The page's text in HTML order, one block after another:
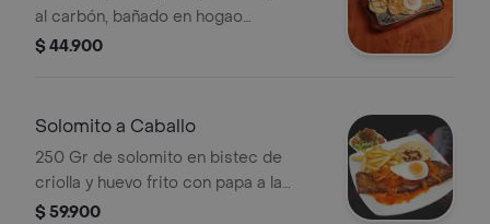
al carbón, bañado en hogao
tradicional (mezcla de tomate y
francesa, arepa asada y ensalada
crujientes tiras de cebolla
caramelizada.
$ 44.900
Solomito a Caballo
250 Gr de solomito en bistec de
criolla y huevo frito con papa a la
francesa, ensalada y arepa queso.
$ 59.900